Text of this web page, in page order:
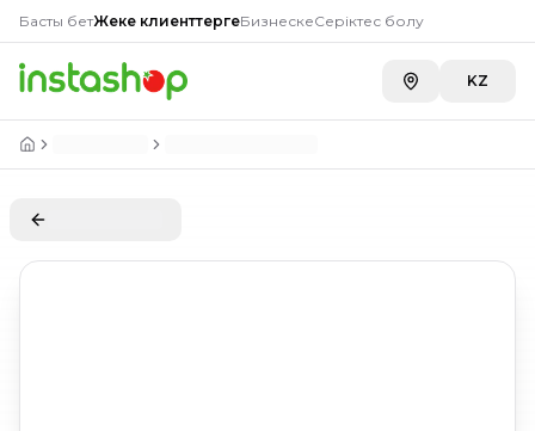
Басты бетЖеке клиенттергеБизнескеСеріктес болу
KZ